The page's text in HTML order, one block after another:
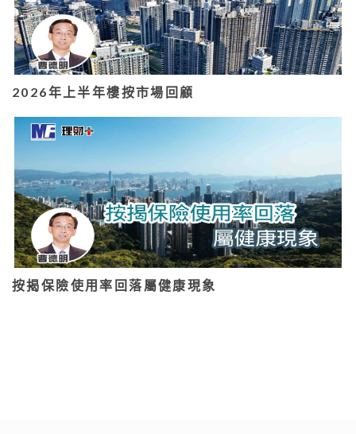
2026年上半年樓按市場回顧
按揭保險使用率回落屬健康現象